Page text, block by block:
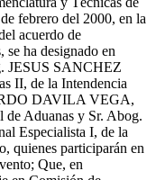
febrero del 2000, en la
acuerdo de
se ha designado en
JESUS SANCHEZ
II, de la Intendencia
DAVILA VEGA,
de Aduanas y Sr. Abog.
Especialista I, de la
quienes participarán en
Que, en